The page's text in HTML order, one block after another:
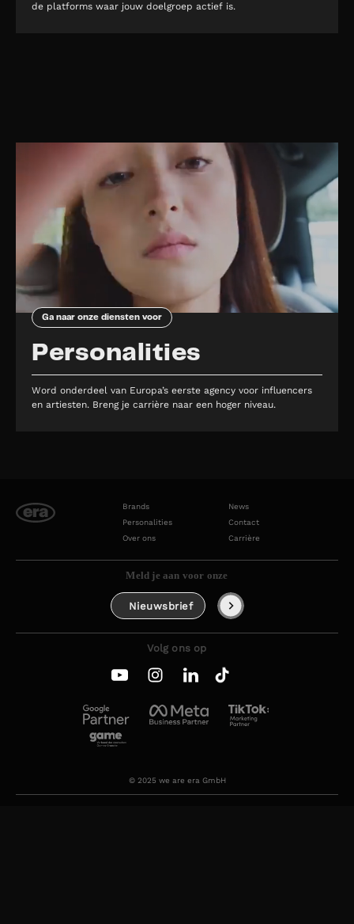
de platforms waar jouw doelgroep actief is.
Ga naar onze diensten voor
Personalities
Word onderdeel van Europa’s eerste agency voor influencers
en artiesten. Breng je carrière naar een hoger niveau.
Brands
Personalities
Over ons
News
Contact
Carrière
Meld je aan voor onze
Nieuwsbrief
Volg ons op
© 2025 we are era GmbH